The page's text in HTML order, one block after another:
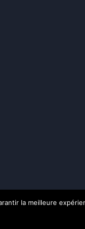
la meilleure